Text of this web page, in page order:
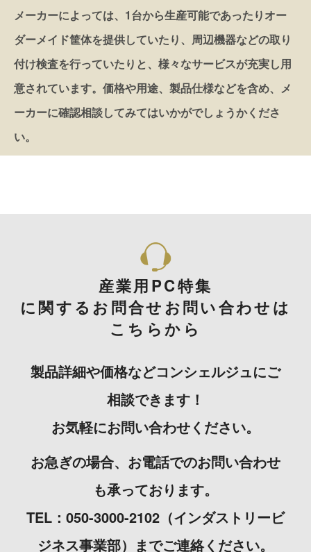
メーカーによっては、1台から生産可能であったりオー
ダーメイド筐体を提供していたり、周辺機器などの取り
付け検査を行っていたりと、様々なサービスが充実し用
意されています。価格や用途、製品仕様などを含め、メ
ーカーに確認相談してみてはいかがでしょうかくださ
い。
産業用PC特集
に関するお問合せお問い合わせは
こちらから
製品詳細や価格などコンシェルジュにご
相談できます！
お気軽にお問い合わせください。
お急ぎの場合、お電話でのお問い合わせ
も承っております。
TEL：050-3000-2102（インダストリービ
ジネス事業部）までご連絡ください。